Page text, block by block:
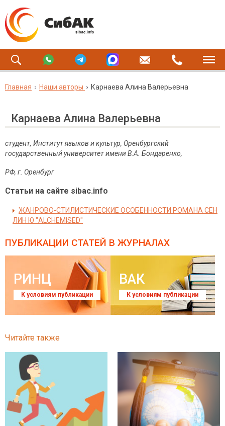
Главная Наши авторы Карнаева Алина Валерьевна
Карнаева Алина Валерьевна
студент, Институт языков и культур, Оренбургский
государственный университет имени В.А. Бондаренко,
РФ, г. Оренбург
Статьи на сайте sibac.info
ЖАНРОВО-СТИЛИСТИЧЕСКИЕ ОСОБЕННОСТИ РОМАНА СЕН
ЛИН Ю "ALCHEMISED"
ПУБЛИКАЦИИ СТАТЕЙ В ЖУРНАЛАХ
РИНЦ
К условиям публикации
ВАК
К условиям публикации
Читайте также